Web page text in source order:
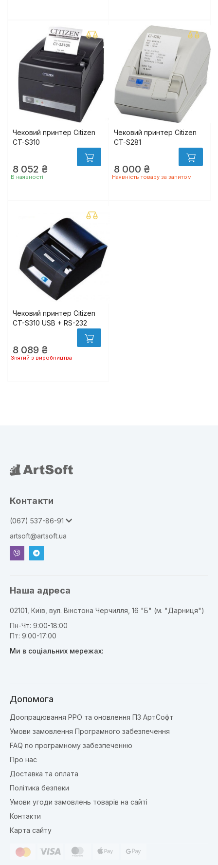
Чековий принтер Citizen
CT-S310
8 052 ₴
В наявності
Чековий принтер Citizen
CT-S281
8 000 ₴
Наявність товару за запитом
Чековий принтер Citizen
CT-S310 USB + RS-232
8 089 ₴
Знятий з виробництва
Контакти
(067) 537-86-91
artsoft@artsoft.ua
Наша адреса
02101, Київ, вул. Вінстона Черчилля, 16 "Б" (м. "Дарниця")
Пн-Чт: 9:00-18:00
Пт: 9:00-17:00
Ми в соціальних мережах:
Допомога
Доопрацювання РРО та оновлення ПЗ АртСофт
Умови замовлення Програмного забезпечення
FAQ по програмному забезпеченню
Про нас
Доставка та оплата
Політика безпеки
Умови угоди замовлень товарів на сайті
Контакти
Карта сайту